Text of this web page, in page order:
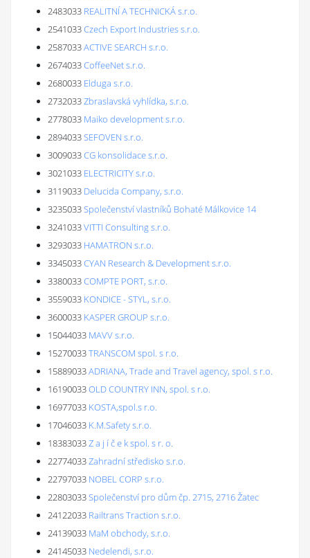
2483033 REALITNÍ A TECHNICKÁ s.r.o.
2541033Czech Export Industries s.r.o.
2587033ACTIVE SEARCH s.r.o.
2674033CoffeeNet s.r.o.
2680033 Elduga s.r.o.
2732033Zbraslavská vyhlídka, s.r.o.
2778033 Maiko development s.r.o.
2894033SEFOVEN s.r.o.
3009033CG konsolidace s.r.o.
3021033 ELECTRICITY s.r.o.
3119033 Delucida Company, s.r.o.
3235033Společenství vlastníků Bohaté Málkovice 14
3241033VITTI Consulting s.r.o.
3293033 HAMATRON s.r.o.
3345033CYAN Research & Development s.r.o.
3380033COMPTE PORT, s.r.o.
3559033 KONDICE - STYL, s.r.o.
3600033 KASPER GROUP s.r.o.
15044033 MAVV s.r.o.
15270033TRANSCOM spol. s r.o.
15889033ADRIANA, Trade and Travel agency, spol. s r.o.
16190033OLD COUNTRY INN, spol. s r.o.
16977033 KOSTA,spol.s r.o.
17046033 K.M.Safety s.r.o.
18383033Z a j í č e k spol. s r. o.
22774033Zahradní středisko s.r.o.
22797033 NOBEL CORP s.r.o.
22803033Společenství pro dům čp. 2715, 2716 Žatec
24122033 Railtrans Traction s.r.o.
24139033 MaM obchody, s.r.o.
24145033 Nedelendi, s.r.o.